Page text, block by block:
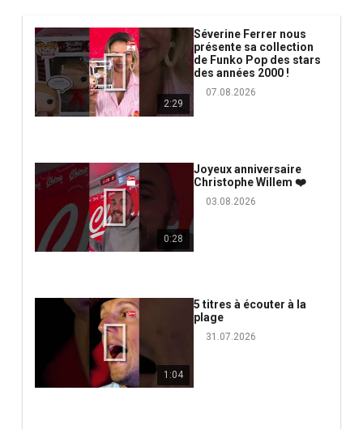
2:29
Séverine Ferrer nous
présente sa collection
de Funko Pop des stars
des années 2000 !
07.08.2026
0:28
Joyeux anniversaire
Christophe Willem ❤️
03.08.2026
1:04
5 titres à écouter à la
plage
31.07.2026